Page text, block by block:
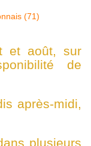
et août, sur
de
après-midi,
plusieurs